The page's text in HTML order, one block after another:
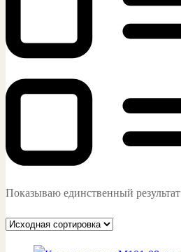
Показываю единственный результат